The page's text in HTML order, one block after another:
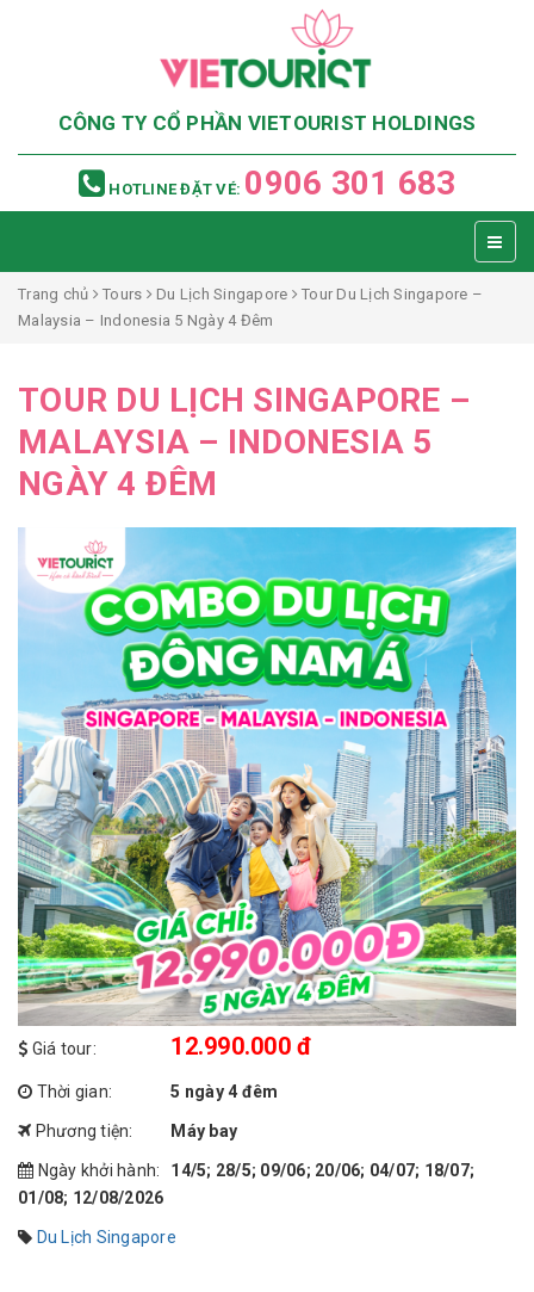
CÔNG TY CỔ PHẦN VIETOURIST HOLDINGS
HOTLINE ĐẶT VÉ: 0906 301 683
Trang chủ Tours Du Lịch Singapore
Tour Du Lịch Singapore –
Malaysia – Indonesia 5 Ngày 4 Đêm
TOUR DU LỊCH SINGAPORE –
MALAYSIA – INDONESIA 5
NGÀY 4 ĐÊM
Giá tour: 12.990.000 đ
Thời gian: 5 ngày 4 đêm
Phương tiện: Máy bay
Ngày khởi hành:
14/5; 28/5; 09/06; 20/06; 04/07; 18/07;
01/08; 12/08/2026
Du Lịch Singapore